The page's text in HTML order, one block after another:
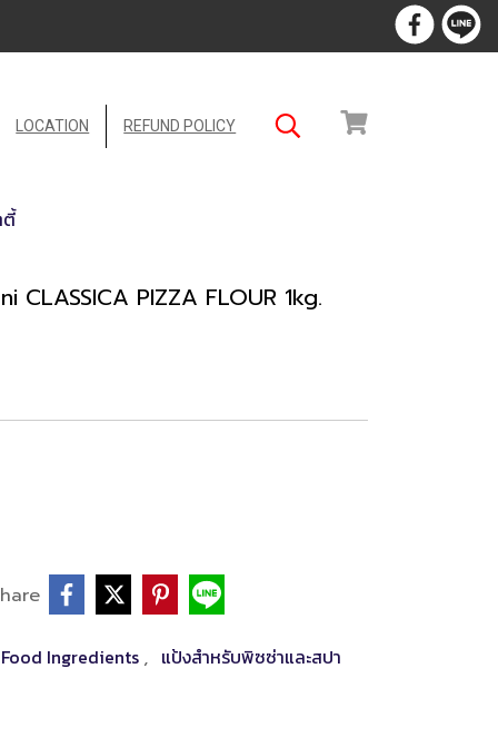
LOCATION REFUND POLICY
ตี้
PIZZA FLOUR 1kg.
Ingredients , แป้งสำหรับพิซซ่าและสปา